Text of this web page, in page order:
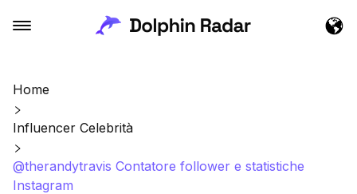
Home
Influencer Celebrità
@therandytravis Contatore follower e statistiche
Instagram